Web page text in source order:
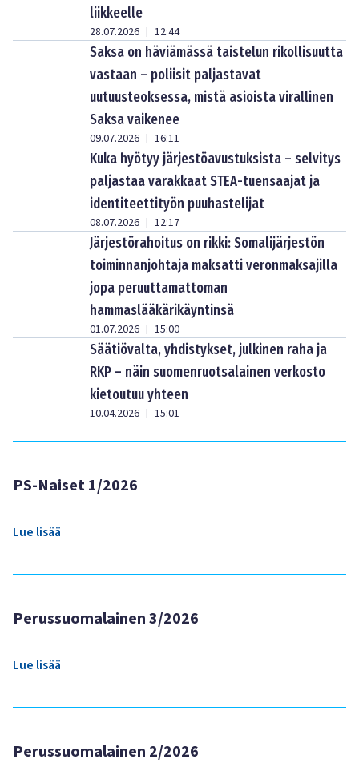
liikkeelle
28.07.2026 | 12:44
Saksa on häviämässä taistelun rikollisuutta
vastaan – poliisit paljastavat
uutuusteoksessa, mistä asioista virallinen
Saksa vaikenee
09.07.2026 | 16:11
Kuka hyötyy järjestöavustuksista – selvitys
paljastaa varakkaat STEA-tuensaajat ja
identiteettityön puuhastelijat
08.07.2026 | 12:17
Järjestörahoitus on rikki: Somalijärjestön
toiminnanjohtaja maksatti veronmaksajilla
jopa peruuttamattoman
hammaslääkärikäyntinsä
01.07.2026 | 15:00
Säätiövalta, yhdistykset, julkinen raha ja
RKP – näin suomenruotsalainen verkosto
kietoutuu yhteen
10.04.2026 | 15:01
PS-Naiset 1/2026
Lue lisää
Perussuomalainen 3/2026
Lue lisää
Perussuomalainen 2/2026